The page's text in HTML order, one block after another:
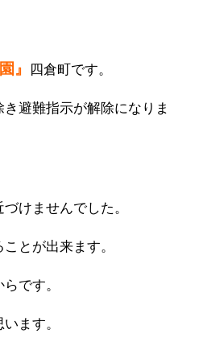
』 四倉町です。
避難指示が解除になりま
けませんでした。
とが出来ます。
です。
ます。